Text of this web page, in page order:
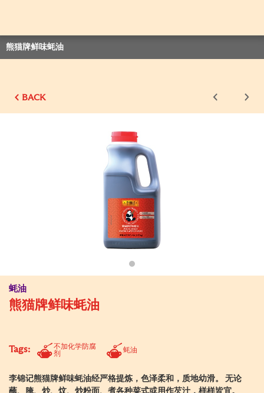
熊猫牌鲜味蚝油
BACK
蚝油
熊猫牌鲜味蚝油
Tags:
不加化学防腐
剂
蚝油
李锦记熊猫牌鲜味蚝油经严格提炼，色泽柔和，质地幼滑。 无论
蘸、腌、炒、炆、炒粉面、煮各种菜式或用作芡汁，样样皆宜。